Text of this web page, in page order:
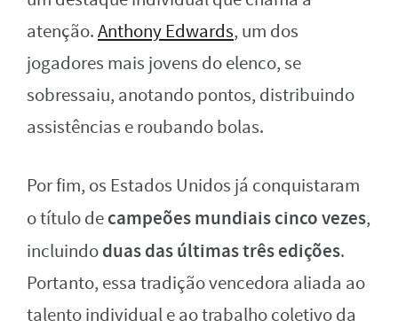
atenção.Anthony Edwards, um dos
jogadores mais jovens do elenco, se
sobressaiu, anotando pontos, distribuindo
assistências e roubando bolas.
Por fim, os Estados Unidos já conquistaram
o título decampeões mundiais cinco vezes,
incluindoduas das últimas três edições.
Portanto, essa tradição vencedora aliada ao
talento individual e ao trabalho coletivo da